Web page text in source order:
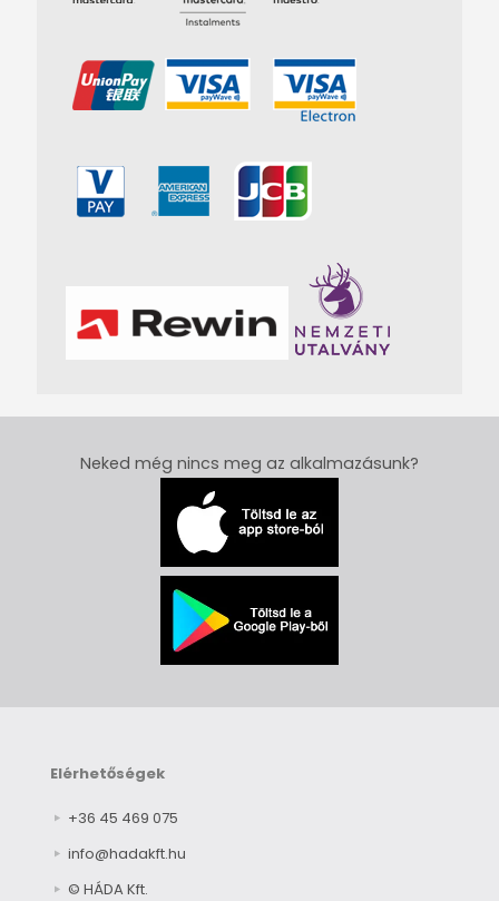
Neked még nincs meg az alkalmazásunk?
Elérhetőségek
+36 45 469 075
info@hadakft.hu
© HÁDA Kft.